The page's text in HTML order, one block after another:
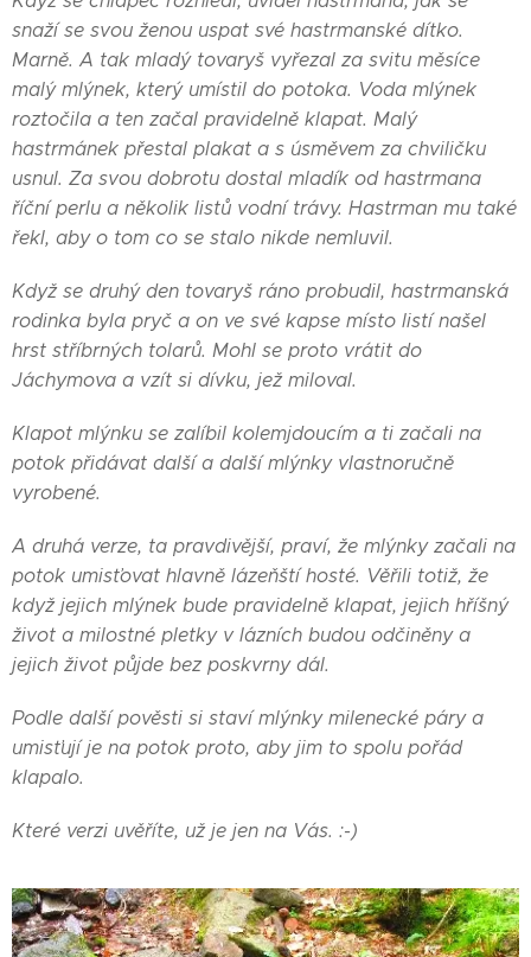
snaží se svou ženou uspat své hastrmanské dítko.
Marně. A tak mladý tovaryš vyřezal za svitu měsíce
malý mlýnek, který umístil do potoka. Voda mlýnek
roztočila a ten začal pravidelně klapat. Malý
hastrmánek přestal plakat a s úsměvem za chviličku
usnul. Za svou dobrotu dostal mladík od hastrmana
říční perlu a několik listů vodní trávy. Hastrman mu také
řekl, aby o tom co se stalo nikde nemluvil.
Když se druhý den tovaryš ráno probudil, hastrmanská
rodinka byla pryč a on ve své kapse místo listí našel
hrst stříbrných tolarů. Mohl se proto vrátit do
Jáchymova a vzít si dívku, jež miloval.
Klapot mlýnku se zalíbil kolemjdoucím a ti začali na
potok přidávat další a další mlýnky vlastnoručně
vyrobené.
A druhá verze, ta pravdivější, praví, že mlýnky začali na
potok umisťovat hlavně lázeňští hosté. Věřili totiž, že
když jejich mlýnek bude pravidelně klapat, jejich hříšný
život a milostné pletky v lázních budou odčiněny a
jejich život půjde bez poskvrny dál.
Podle další pověsti si staví mlýnky milenecké páry a
umisťují je na potok proto, aby jim to spolu pořád
klapalo.
Které verzi uvěříte, už je jen na Vás. :-)